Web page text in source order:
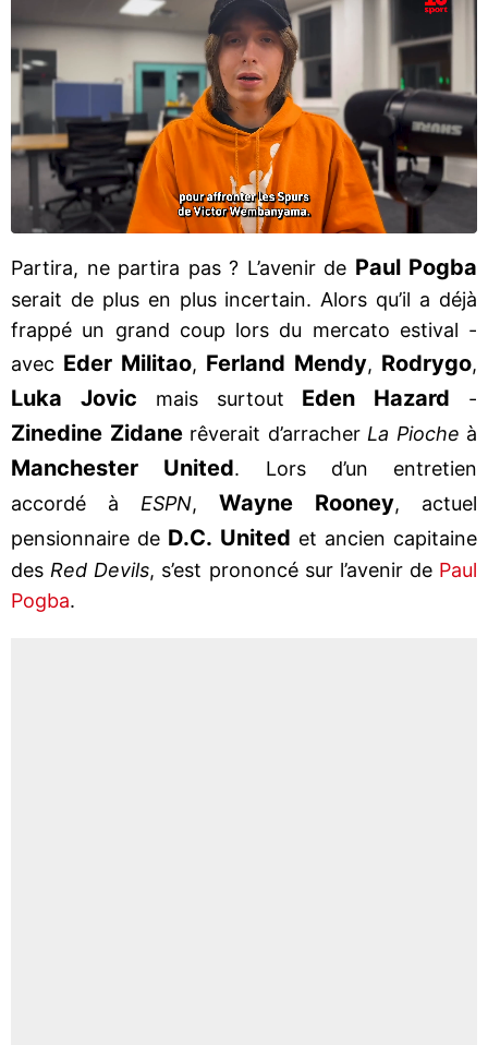
Partira, ne partira pas ? L’avenir de Paul Pogba
serait de plus en plus incertain. Alors qu’il a déjà
frappé un grand coup lors du mercato estival -
avec Eder Militao, Ferland Mendy, Rodrygo,
Luka Jovic mais surtout Eden Hazard -
Zinedine Zidanerêverait d’arracher La Pioche à
Manchester United. Lors d’un entretien
accordé à ESPN, Wayne Rooney, actuel
pensionnaire de D.C. United et ancien capitaine
des Red Devils, s’est prononcé sur l’avenir de Paul
Pogba.